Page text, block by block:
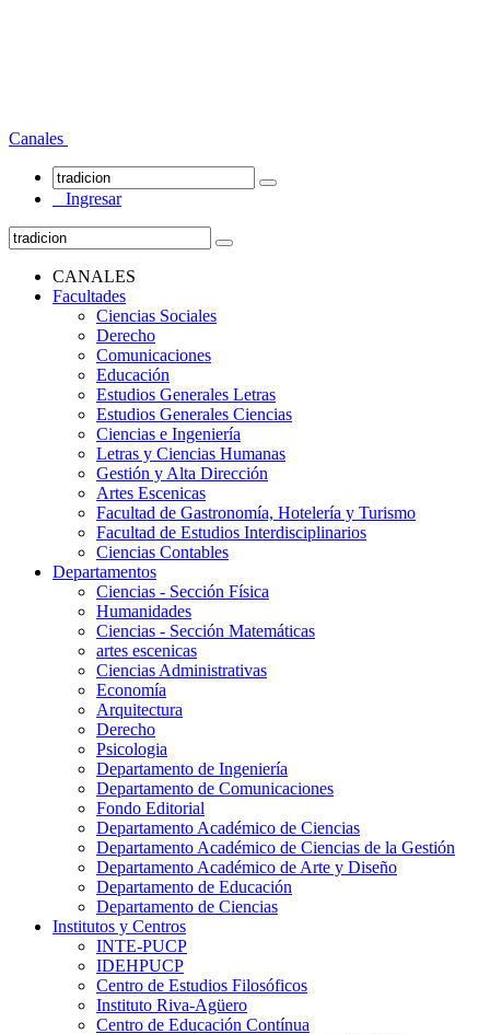
Canales
Ingresar
CANALES
Facultades
Ciencias Sociales
Derecho
Comunicaciones
Educación
Estudios Generales Letras
Estudios Generales Ciencias
Ciencias e Ingeniería
Letras y Ciencias Humanas
Gestión y Alta Dirección
Artes Escenicas
Facultad de Gastronomía, Hotelería y Turismo
Facultad de Estudios Interdisciplinarios
Ciencias Contables
Departamentos
Ciencias - Sección Física
Humanidades
Ciencias - Sección Matemáticas
artes escenicas
Ciencias Administrativas
Economía
Arquitectura
Derecho
Psicologia
Departamento de Ingeniería
Departamento de Comunicaciones
Fondo Editorial
Departamento Académico de Ciencias
Departamento Académico de Ciencias de la Gestión
Departamento Académico de Arte y Diseño
Departamento de Educación
Departamento de Ciencias
Institutos y Centros
INTE-PUCP
IDEHPUCP
Centro de Estudios Filosóficos
Instituto Riva-Agüero
Centro de Educación Contínua